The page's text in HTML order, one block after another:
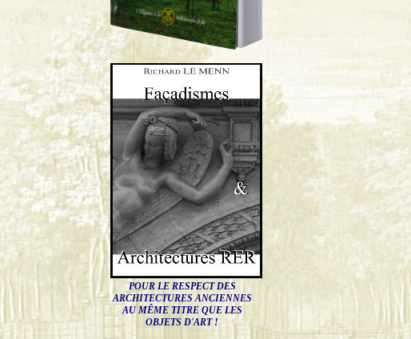
POUR LE RESPECT DES
ARCHITECTURES ANCIENNES
AU MÊME TITRE QUE LES
OBJETS D'ART !